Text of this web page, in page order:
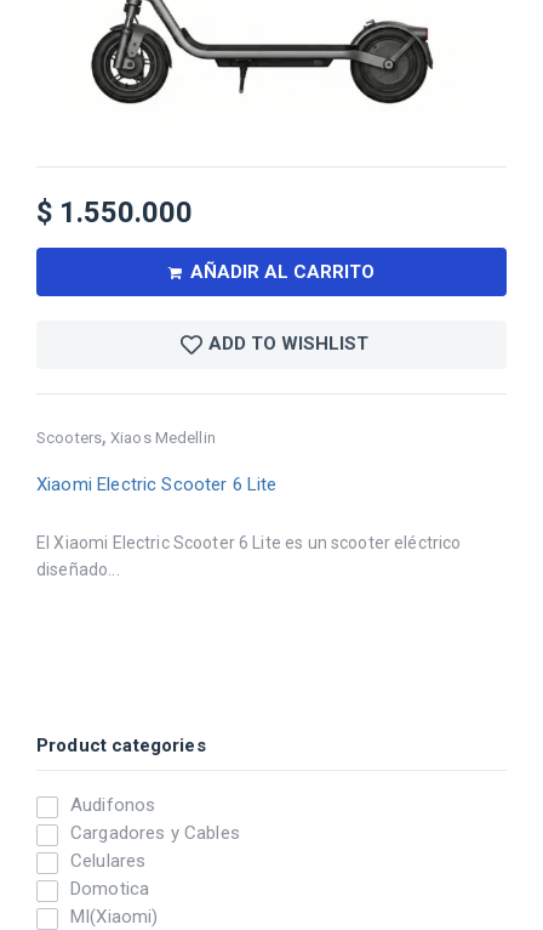
Product categories
Audifonos
Cargadores y Cables
Celulares
Domotica
MI(Xiaomi)
Scooters,Xiaos Medellin
Xiaomi Electric Scooter 6 Lite
El Xiaomi Electric Scooter 6 Lite es un scooter eléctrico
diseñado...
$ 1.550.000
AÑADIR AL CARRITO
ADD TO WISHLIST